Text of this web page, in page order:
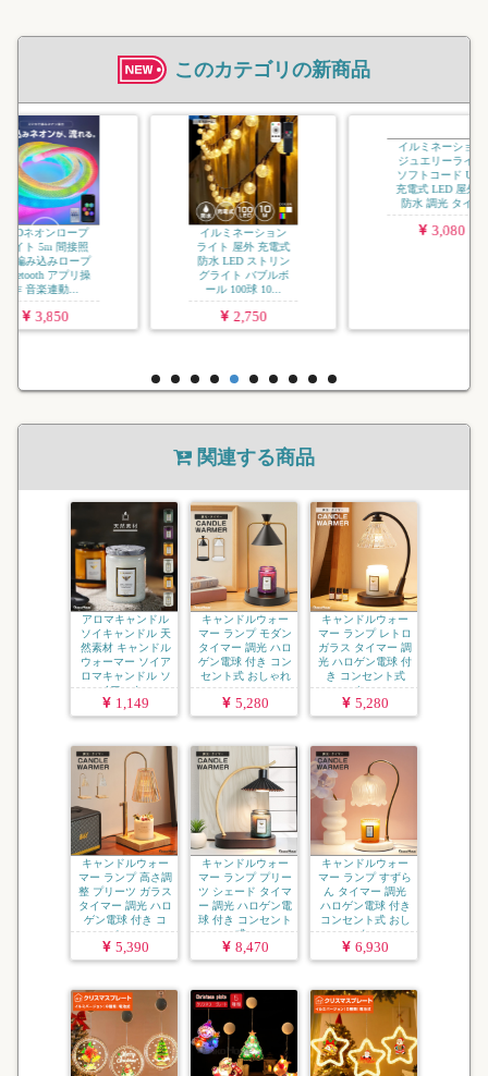
このカテゴリの新商品
イルミネーション
ライト 屋外 充電式
防水 LED ストリン
グライト バブルボ
ール 100球 10...
イルミネーション
ジュエリーライト
ソフトコード USB
充電式 LED 屋外用
防水 調光 タイ...
イルミ
ジュエ
USB 充
屋外用
タイマ
関連する商品
アロマキャンドル
ソイキャンドル 天
然素材 キャンドル
ウォーマー ソイア
ロマキャンドル ソ
イワック...
1,149
キャンドルウォー
マー ランプ モダン
タイマー 調光 ハロ
ゲン電球 付き コン
セント式 おしゃれ
...
5,280
キャンドルウォー
マー ランプ レトロ
ガラス タイマー 調
光 ハロゲン電球 付
き コンセント式
お...
5,280
キャンドルウォー
マー ランプ 高さ調
整 プリーツ ガラス
タイマー 調光 ハロ
ゲン電球 付き コ
ン...
5,390
キャンドルウォー
マー ランプ プリー
ツ シェード タイマ
ー 調光 ハロゲン電
球 付き コンセント
式...
8,470
キャンドルウォー
マー ランプ すずら
ん タイマー 調光
ハロゲン電球 付き
コンセント式 おし
ゃれ...
6,930